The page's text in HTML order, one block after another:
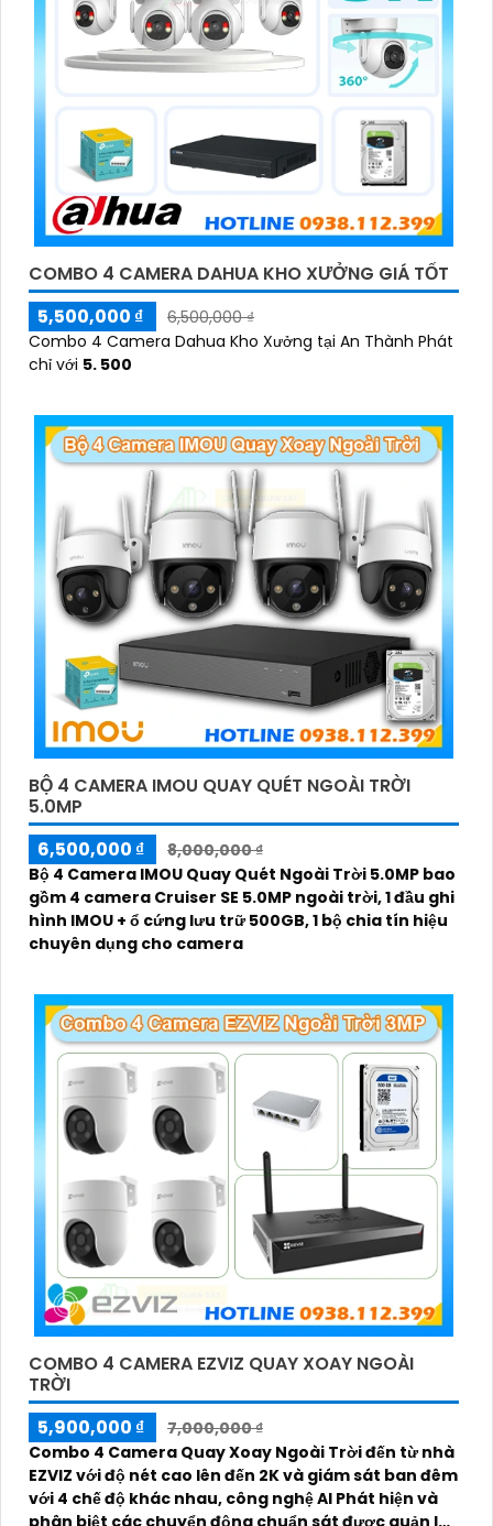
COMBO 4 CAMERA DAHUA KHO XƯỞNG GIÁ TỐT
5,500,000 ₫
6,500,000 ₫
Combo 4 Camera Dahua Kho Xưởng tại An Thành Phát
chỉ với 5. 500
BỘ 4 CAMERA IMOU QUAY QUÉT NGOÀI TRỜI
5.0MP
6,500,000 ₫
8,000,000 ₫
Bộ 4 Camera IMOU Quay Quét Ngoài Trời 5.0MP bao
gồm 4 camera Cruiser SE 5.0MP ngoài trời, 1 đầu ghi
hình IMOU + ổ cứng lưu trữ 500GB, 1 bộ chia tín hiệu
chuyên dụng cho camera
COMBO 4 CAMERA EZVIZ QUAY XOAY NGOÀI
TRỜI
5,900,000 ₫
7,000,000 ₫
Combo 4 Camera Quay Xoay Ngoài Trời đến từ nhà
EZVIZ với độ nét cao lên đến 2K và giám sát ban đêm
với 4 chế độ khác nhau, công nghệ AI Phát hiện và